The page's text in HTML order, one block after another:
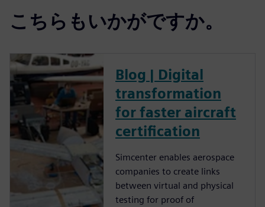
こちらもいかがですか。
Blog | Digital
transformation
for faster aircraft
certification
Simcenter enables aerospace
companies to create links
between virtual and physical
testing for proof of